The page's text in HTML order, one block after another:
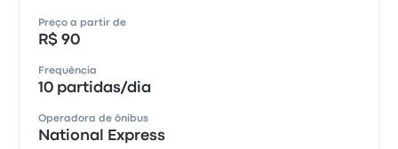
Preço a partir de
R$ 90
Frequência
10 partidas/dia
Operadora de ônibus
National Express